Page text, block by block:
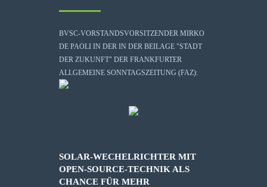
BVSC-VORSTANDSVORSITZENDER MIRKO
DE PAOLI IN DER IN DER BEILAGE "STADT
DER ZUKUNFT" DER FRANKFURTER
ALLGEMEINE SONNTAGSZEITUNG (FAZ):
SOLAR-WECHELRICHTER MIT
OPEN-SOURCE-TECHNIK ALS
CHANCE FÜR MEHR